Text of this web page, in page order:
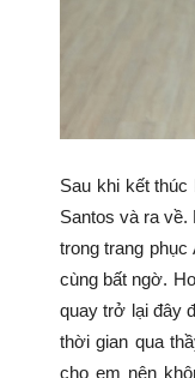
Sau khi kết thúc
Santos và ra về.
trong trang phục
cùng bất ngờ.
quay trở lại đây
thời gian qua
cho em nên